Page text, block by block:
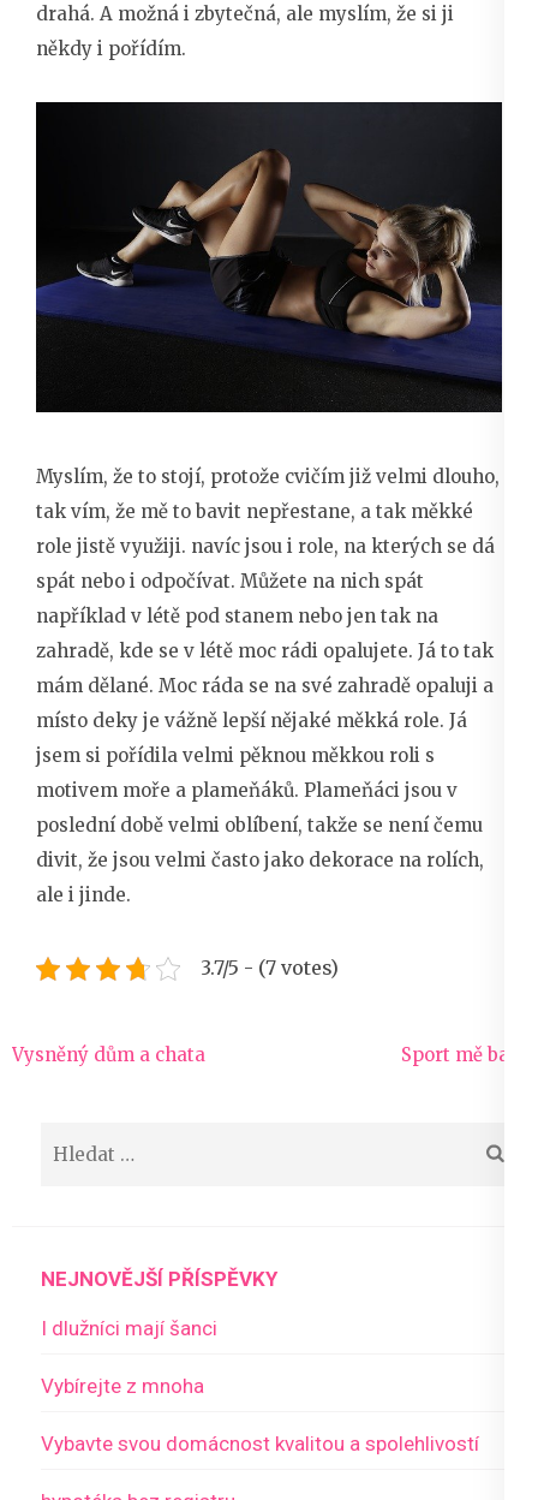
drahá. A možná i zbytečná, ale myslím, že si ji
někdy i pořídím.
Myslím, že to stojí, protože cvičím již velmi dlouho,
tak vím, že mě to bavit nepřestane, a tak měkké
role jistě využiji. navíc jsou i role, na kterých se dá
spát nebo i odpočívat. Můžete na nich spát
například v létě pod stanem nebo jen tak na
zahradě, kde se v létě moc rádi opalujete. Já to tak
mám dělané. Moc ráda se na své zahradě opaluji a
místo deky je vážně lepší nějaké měkká role. Já
jsem si pořídila velmi pěknou měkkou roli s
motivem moře a plameňáků. Plameňáci jsou v
poslední době velmi oblíbení, takže se není čemu
divit, že jsou velmi často jako dekorace na rolích,
ale i jinde.
3.7/5 - (7 votes)
Navigace
Vysněný dům a chata Sport mě baví
NEJNOVĚJŠÍ PŘÍSPĚVKY
I dlužníci mají šanci
Vybírejte z mnoha
Vybavte svou domácnost kvalitou a spolehlivostí